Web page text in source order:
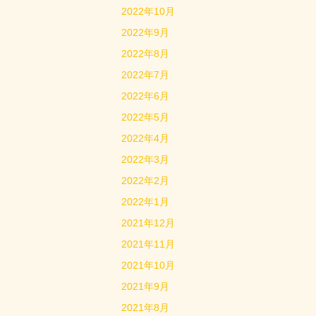
2022年10月
2022年9月
2022年8月
2022年7月
2022年6月
2022年5月
2022年4月
2022年3月
2022年2月
2022年1月
2021年12月
2021年11月
2021年10月
2021年9月
2021年8月